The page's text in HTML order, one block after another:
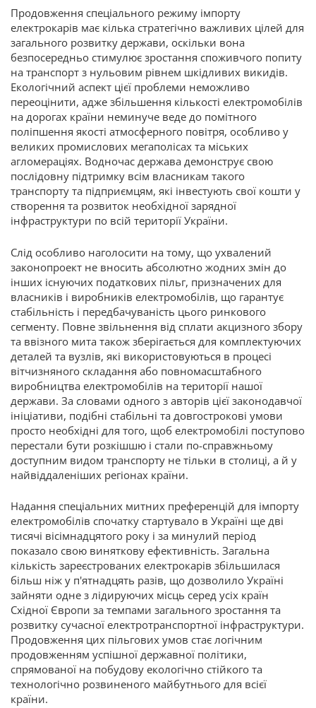
Продовження спеціального режиму імпорту
електрокарів має кілька стратегічно важливих цілей для
загального розвитку держави, оскільки вона
безпосередньо стимулює зростання споживчого попиту
на транспорт з нульовим рівнем шкідливих викидів.
Екологічний аспект цієї проблеми неможливо
переоцінити, адже збільшення кількості електромобілів
на дорогах країни неминуче веде до помітного
поліпшення якості атмосферного повітря, особливо у
великих промислових мегаполісах та міських
агломераціях. Водночас держава демонструє свою
послідовну підтримку всім власникам такого
транспорту та підприємцям, які інвестують свої кошти у
створення та розвиток необхідної зарядної
інфраструктури по всій території України.
Слід особливо наголосити на тому, що ухвалений
законопроект не вносить абсолютно жодних змін до
інших існуючих податкових пільг, призначених для
власників і виробників електромобілів, що гарантує
стабільність і передбачуваність цього ринкового
сегменту. Повне звільнення від сплати акцизного збору
та ввізного мита також зберігається для комплектуючих
деталей та вузлів, які використовуються в процесі
вітчизняного складання або повномасштабного
виробництва електромобілів на території нашої
держави. За словами одного з авторів цієї законодавчої
ініціативи, подібні стабільні та довгострокові умови
просто необхідні для того, щоб електромобілі поступово
перестали бути розкішшю і стали по-справжньому
доступним видом транспорту не тільки в столиці, а й у
найвіддаленіших регіонах країни.
Надання спеціальних митних преференцій для імпорту
електромобілів спочатку стартувало в Україні ще дві
тисячі вісімнадцятого року і за минулий період
показало свою виняткову ефективність. Загальна
кількість зареєстрованих електрокарів збільшилася
більш ніж у п'ятнадцять разів, що дозволило Україні
зайняти одне з лідируючих місць серед усіх країн
Східної Європи за темпами загального зростання та
розвитку сучасної електротранспортної інфраструктури.
Продовження цих пільгових умов стає логічним
продовженням успішної державної політики,
спрямованої на побудову екологічно стійкого та
технологічно розвиненого майбутнього для всієї
країни.